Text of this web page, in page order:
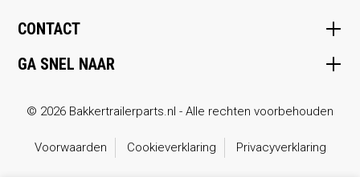
CONTACT
GA SNEL NAAR
© 2026 Bakkertrailerparts.nl - Alle rechten voorbehouden
Voorwaarden Cookieverklaring Privacyverklaring